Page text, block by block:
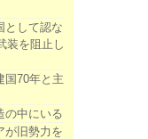
として認な
装を阻止し
国70年と主
の中にいる
が旧勢力を